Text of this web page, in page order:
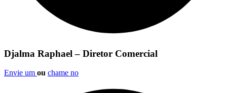
Djalma Raphael – Diretor Comercial
Envie um ou chame no